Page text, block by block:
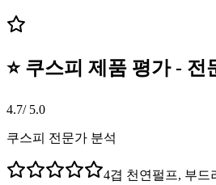
⭐ 쿠스피 제품 평가 - 전
4.7/ 5.0
쿠스피 전문가 분석
4겹 천연펄프, 부드